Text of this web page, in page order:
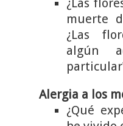
¿Las
muerte
¿Las
algún
Alergia a los
¿Qué